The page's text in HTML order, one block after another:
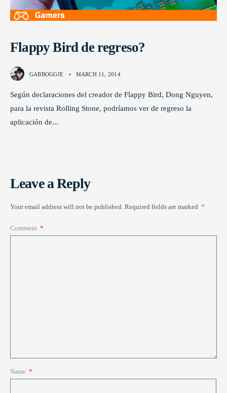
Flappy Bird de regreso?
GABBOGGIE • MARCH 11, 2014
Según declaraciones del creador de Flappy Bird, Dong Nguyen,
para la revista Rolling Stone, podríamos ver de regreso la
aplicación de...
Leave a Reply
Your email address will not be published. Required fields are marked *
Comment *
Name *